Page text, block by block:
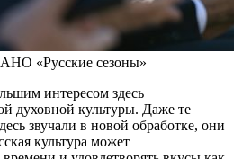
«Русские сезоны»
интересом здесь
духовной культуры. Даже те
звучали в новой обработке, они
культура может